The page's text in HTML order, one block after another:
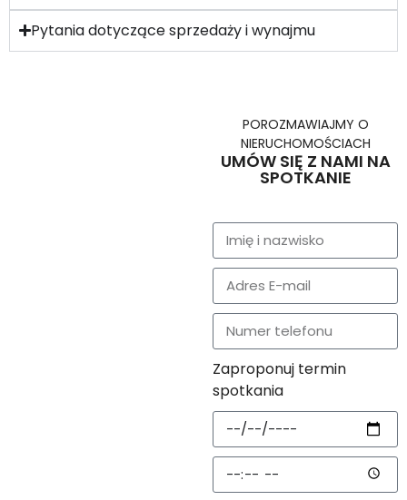
Pytania dotyczące sprzedaży i wynajmu
POROZMAWIAJMY O
NIERUCHOMOŚCIACH
UMÓW SIĘ Z NAMI NA
SPOTKANIE
Zaproponuj termin
spotkania